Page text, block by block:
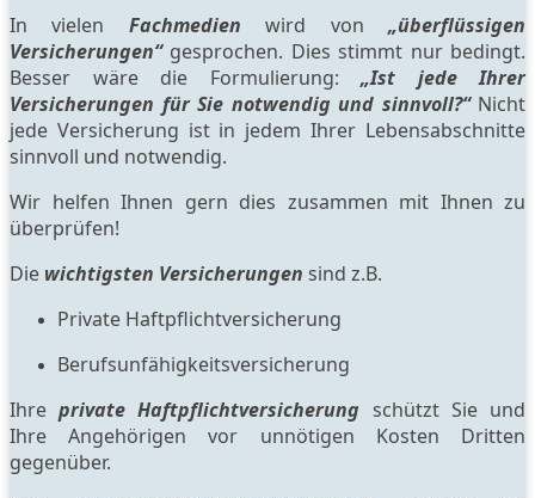
In vielen Fachmedien wird von„überflüssigen
Versicherungen“gesprochen. Dies stimmt nur bedingt.
Besser wäre die Formulierung: „Ist jede Ihrer
Versicherungen für Sie notwendig und sinnvoll?“Nicht
jede Versicherung ist in jedem Ihrer Lebensabschnitte
sinnvoll und notwendig.
Wir helfen Ihnen gern dies zusammen mit Ihnen zu
überprüfen!
Die wichtigsten Versicherungen sind z.B.
Private Haftpflichtversicherung
Berufsunfähigkeitsversicherung
Ihreprivate Haftpflichtversicherung schützt Sie und
Ihre Angehörigen vor unnötigen Kosten Dritten
gegenüber.